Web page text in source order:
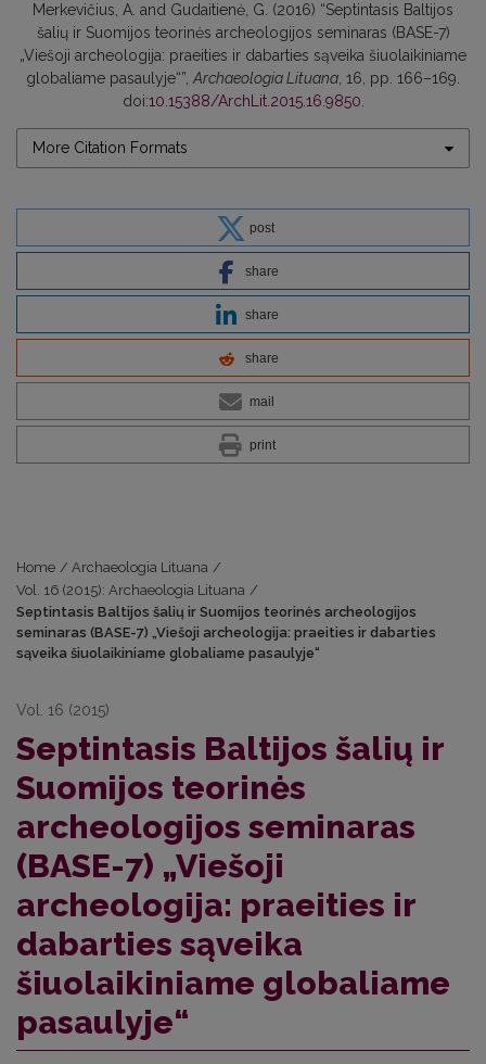
Merkevičius, A. and Gudaitienė, G. (2016) “Septintasis Baltijos
šalių ir Suomijos teorinės archeologijos seminaras (BASE-7)
„Viešoji archeologija: praeities ir dabarties sąveika šiuolaikiniame
globaliame pasaulyje“”, Archaeologia Lituana , 16, pp. 166–169.
doi:10.15388/ArchLit.2015.16.9850
More Citation Formats
post
share
share
share
mail
print
Home / Archaeologia Lituana /
Vol. 16 (2015): Archaeologia Lituana /
Septintasis Baltijos šalių ir Suomijos teorinės archeologijos
seminaras (BASE-7) „Viešoji archeologija: praeities ir dabarties
sąveika šiuolaikiniame globaliame pasaulyje“
Vol. 16 (2015)
Septintasis Baltijos šalių ir
Suomijos teorinės
archeologijos seminaras
(BASE-7) „Viešoji
archeologija: praeities ir
dabarties sąveika
šiuolaikiniame globaliame
pasaulyje“